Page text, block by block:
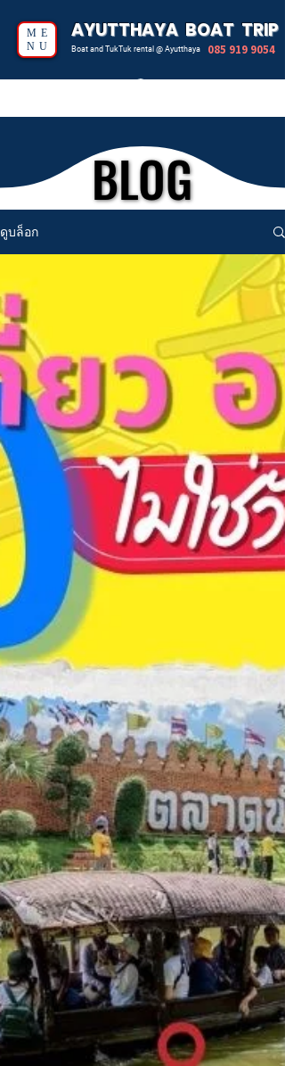
ME
NU
AYUTTHAYA BOAT TRIP
Boat and TukTuk rental @ Ayutthaya 085 919 9054
BLOG
BLOG
ดูบล็อก